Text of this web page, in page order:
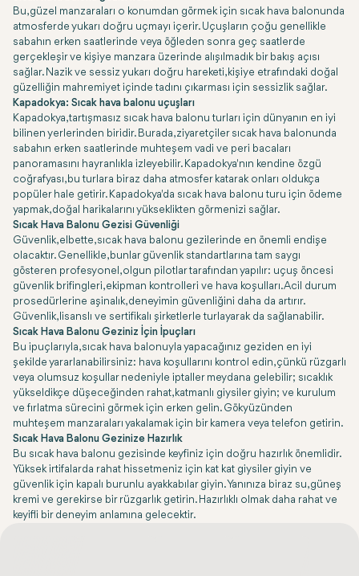
Bu, güzel manzaraları o konumdan görmek için sıcak hava balonunda
atmosferde yukarı doğru uçmayı içerir. Uçuşların çoğu genellikle
sabahın erken saatlerinde veya öğleden sonra geç saatlerde
gerçekleşir ve kişiye manzara üzerinde alışılmadık bir bakış açısı
sağlar. Nazik ve sessiz yukarı doğru hareketi, kişiye etrafındaki doğal
güzelliğin mahremiyet içinde tadını çıkarması için sessizlik sağlar.
Kapadokya: Sıcak hava balonu uçuşları
Kapadokya, tartışmasız sıcak hava balonu turları için dünyanın en iyi
bilinen yerlerinden biridir. Burada, ziyaretçiler sıcak hava balonunda
sabahın erken saatlerinde muhteşem vadi ve peri bacaları
panoramasını hayranlıkla izleyebilir. Kapadokya'nın kendine özgü
coğrafyası, bu turlara biraz daha atmosfer katarak onları oldukça
popüler hale getirir. Kapadokya'da sıcak hava balonu turu için ödeme
yapmak, doğal harikalarını yükseklikten görmenizi sağlar.
Sıcak Hava Balonu Gezisi Güvenliği
Güvenlik, elbette, sıcak hava balonu gezilerinde en önemli endişe
olacaktır. Genellikle, bunlar güvenlik standartlarına tam saygı
gösteren profesyonel, olgun pilotlar tarafından yapılır: uçuş öncesi
güvenlik brifingleri, ekipman kontrolleri ve hava koşulları. Acil durum
prosedürlerine aşinalık, deneyimin güvenliğini daha da artırır.
Güvenlik, lisanslı ve sertifikalı şirketlerle turlayarak da sağlanabilir.
Sıcak Hava Balonu Geziniz İçin İpuçları
Bu ipuçlarıyla, sıcak hava balonuyla yapacağınız geziden en iyi
şekilde yararlanabilirsiniz: hava koşullarını kontrol edin, çünkü rüzgarlı
veya olumsuz koşullar nedeniyle iptaller meydana gelebilir; sıcaklık
yükseldikçe düşeceğinden rahat, katmanlı giysiler giyin; ve kurulum
ve fırlatma sürecini görmek için erken gelin. Gökyüzünden
muhteşem manzaraları yakalamak için bir kamera veya telefon getirin.
Sıcak Hava Balonu Gezinize Hazırlık
Bu sıcak hava balonu gezisinde keyfiniz için doğru hazırlık önemlidir.
Yüksek irtifalarda rahat hissetmeniz için kat kat giysiler giyin ve
güvenlik için kapalı burunlu ayakkabılar giyin. Yanınıza biraz su, güneş
kremi ve gerekirse bir rüzgarlık getirin. Hazırlıklı olmak daha rahat ve
keyifli bir deneyim anlamına gelecektir.